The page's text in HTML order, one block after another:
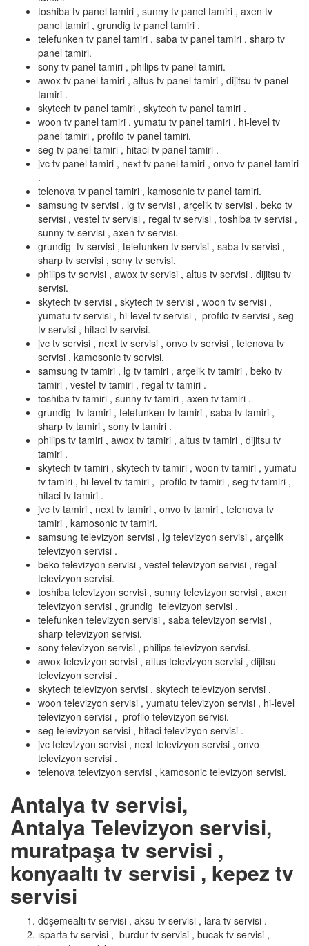
toshiba tv panel tamiri , sunny tv panel tamiri , axen tv
panel tamiri , grundig tv panel tamiri .
telefunken tv panel tamiri , saba tv panel tamiri , sharp tv
panel tamiri.
sony tv panel tamiri , philips tv panel tamiri.
awox tv panel tamiri , altus tv panel tamiri , dijitsu tv panel
tamiri .
skytech tv panel tamiri , skytech tv panel tamiri .
woon tv panel tamiri , yumatu tv panel tamiri , hi-level tv
panel tamiri , profilo tv panel tamiri.
seg tv panel tamiri , hitaci tv panel tamiri .
jvc tv panel tamiri , next tv panel tamiri , onvo tv panel tamiri
.
telenova tv panel tamiri , kamosonic tv panel tamiri.
samsung tv servisi , lg tv servisi , arçelik tv servisi , beko tv
servisi , vestel tv servisi , regal tv servisi , toshiba tv servisi ,
sunny tv servisi , axen tv servisi.
grundig tv servisi , telefunken tv servisi , saba tv servisi ,
sharp tv servisi , sony tv servisi.
philips tv servisi , awox tv servisi , altus tv servisi , dijitsu tv
servisi.
skytech tv servisi , skytech tv servisi , woon tv servisi ,
yumatu tv servisi , hi-level tv servisi , profilo tv servisi , seg
tv servisi , hitaci tv servisi.
jvc tv servisi , next tv servisi , onvo tv servisi , telenova tv
servisi , kamosonic tv servisi.
samsung tv tamiri , lg tv tamiri , arçelik tv tamiri , beko tv
tamiri , vestel tv tamiri , regal tv tamiri .
toshiba tv tamiri , sunny tv tamiri , axen tv tamiri .
grundig tv tamiri , telefunken tv tamiri , saba tv tamiri ,
sharp tv tamiri , sony tv tamiri .
philips tv tamiri , awox tv tamiri , altus tv tamiri , dijitsu tv
tamiri .
skytech tv tamiri , skytech tv tamiri , woon tv tamiri , yumatu
tv tamiri , hi-level tv tamiri , profilo tv tamiri , seg tv tamiri ,
hitaci tv tamiri .
jvc tv tamiri , next tv tamiri , onvo tv tamiri , telenova tv
tamiri , kamosonic tv tamiri.
samsung televizyon servisi , lg televizyon servisi , arçelik
televizyon servisi .
beko televizyon servisi , vestel televizyon servisi , regal
televizyon servisi.
toshiba televizyon servisi , sunny televizyon servisi , axen
televizyon servisi , grundig televizyon servisi .
telefunken televizyon servisi , saba televizyon servisi ,
sharp televizyon servisi.
sony televizyon servisi , philips televizyon servisi.
awox televizyon servisi , altus televizyon servisi , dijitsu
televizyon servisi .
skytech televizyon servisi , skytech televizyon servisi .
woon televizyon servisi , yumatu televizyon servisi , hi-level
televizyon servisi , profilo televizyon servisi.
seg televizyon servisi , hitaci televizyon servisi .
jvc televizyon servisi , next televizyon servisi , onvo
televizyon servisi .
telenova televizyon servisi , kamosonic televizyon servisi.
Antalya tv servisi,
Antalya Televizyon servisi,
muratpaşa tv servisi ,
konyaaltı tv servisi , kepez tv
servisi
döşemealtı tv servisi , aksu tv servisi , lara tv servisi .
ısparta tv servisi , burdur tv servisi , bucak tv servisi ,